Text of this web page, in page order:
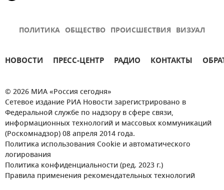
ПОЛИТИКА ОБЩЕСТВО ПРОИСШЕСТВИЯ ВИЗУАЛ
НОВОСТИ ПРЕСС-ЦЕНТР РАДИО КОНТАКТЫ
© 2026 МИА «Россия сегодня»
Сетевое издание РИА Новости зарегистрировано в
Федеральной службе по надзору в сфере связи,
информационных технологий и массовых коммуникаций
(Роскомнадзор) 08 апреля 2014 года.
Политика использования Cookie и автоматического
логирования
Политика конфиденциальности (ред. 2023 г.)
Правила применения рекомендательных технологий